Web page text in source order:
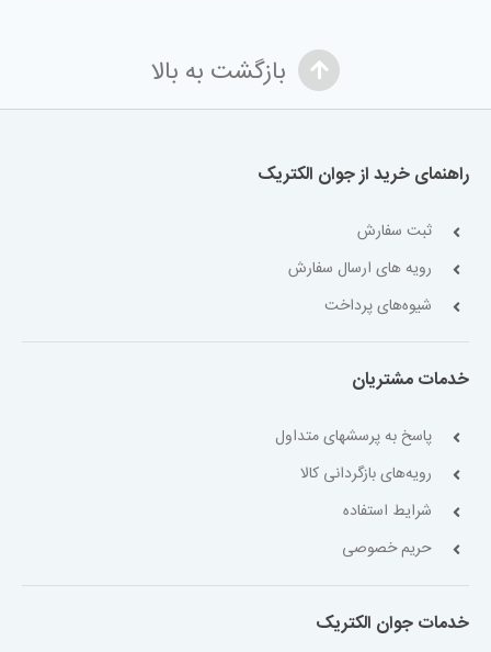
بازگشت به بالا
راهنمای خرید از جوان الکتریک
ثبت سفارش
رویه های ارسال سفارش
شیوه‌های پرداخت
خدمات مشتریان
پاسخ به پرسشهای متداول
رویه‌های بازگردانی کالا
شرایط استفاده
حریم خصوصی
خدمات جوان الکتریک